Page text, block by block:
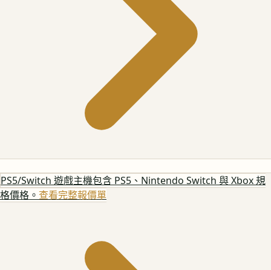
PS5/Switch 遊戲主機包含 PS5、Nintendo Switch 與 Xbox 規
格價格。 查看完整報價單